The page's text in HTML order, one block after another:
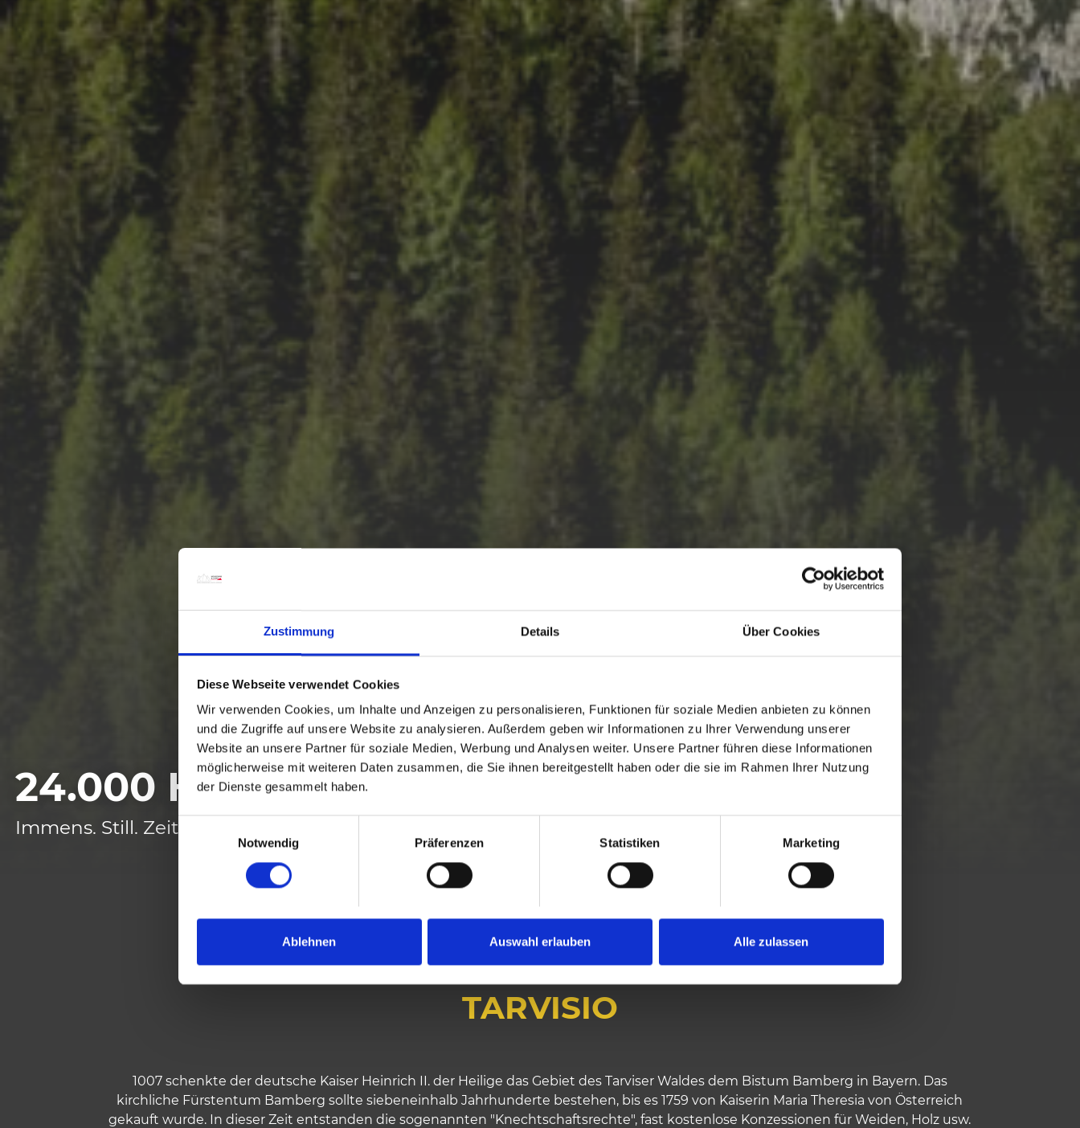
Zustimmung Details Über Cookies
Diese Webseite verwendet Cookies
Wir verwenden Cookies, um Inhalte und Anzeigen zu personalisieren, Funktionen für soziale Medien anbieten zu können
und die Zugriffe auf unsere Website zu analysieren. Außerdem geben wir Informationen zu Ihrer Verwendung unserer
Website an unsere Partner für soziale Medien, Werbung und Analysen weiter. Unsere Partner führen diese Informationen
möglicherweise mit weiteren Daten zusammen, die Sie ihnen bereitgestellt haben oder die sie im Rahmen Ihrer Nutzung
der Dienste gesammelt haben.
g
a
u
Notwendig Präferenzen Statistiken Marketing
Ablehnen Auswahl erlauben Alle zulassen
24.000 HEKTAR WALD
Immens. Still. Zeitlos.
VON KAISER HEINRICH DEM HEILIGEN ÜBER DIE SERVITUTIONSRECHTE BIS IN DIE HEUTE
DER TAUSENDJÄHRIGE WALD VON
TARVISIO
1007 schenkte der deutsche Kaiser Heinrich II. der Heilige das Gebiet des Tarviser Waldes dem Bistum Bamberg in Bayern. Das
kirchliche Fürstentum Bamberg sollte siebeneinhalb Jahrhunderte bestehen, bis es 1759 von Kaiserin Maria Theresia von Österreich
gekauft wurde. In dieser Zeit entstanden die sogenannten "Knechtschaftsrechte", fast kostenlose Konzessionen für Weiden, Holz usw.